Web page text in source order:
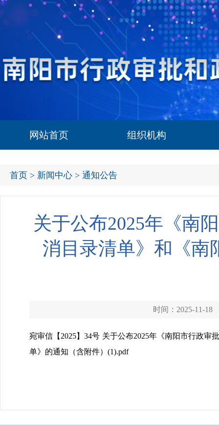
网站首页 组织机构
首页 > 新闻中心 > 通知公告
关于公布2025年《南
消目录清单》和《南
时间：2025-11-18
宛审信【2025】34号 关于公布2025年《南阳市行政
单》的通知（含附件）(1).pdf